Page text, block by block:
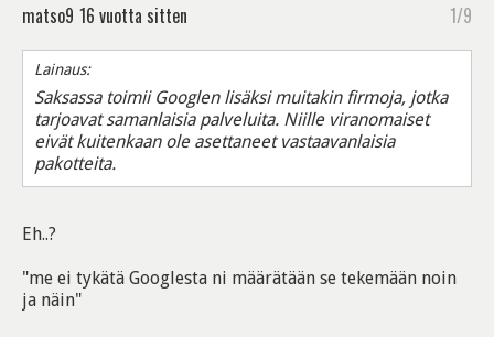
matso9 16 vuotta sitten 1/9
Lainaus:
Saksassa toimii Googlen lisäksi muitakin firmoja, jotka
tarjoavat samanlaisia palveluita. Niille viranomaiset
eivät kuitenkaan ole asettaneet vastaavanlaisia
pakotteita.
Eh..?
"me ei tykätä Googlesta ni määrätään se tekemään noin
ja näin"